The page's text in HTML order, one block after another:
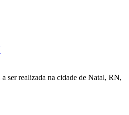
ser realizada na cidade de Natal, RN,